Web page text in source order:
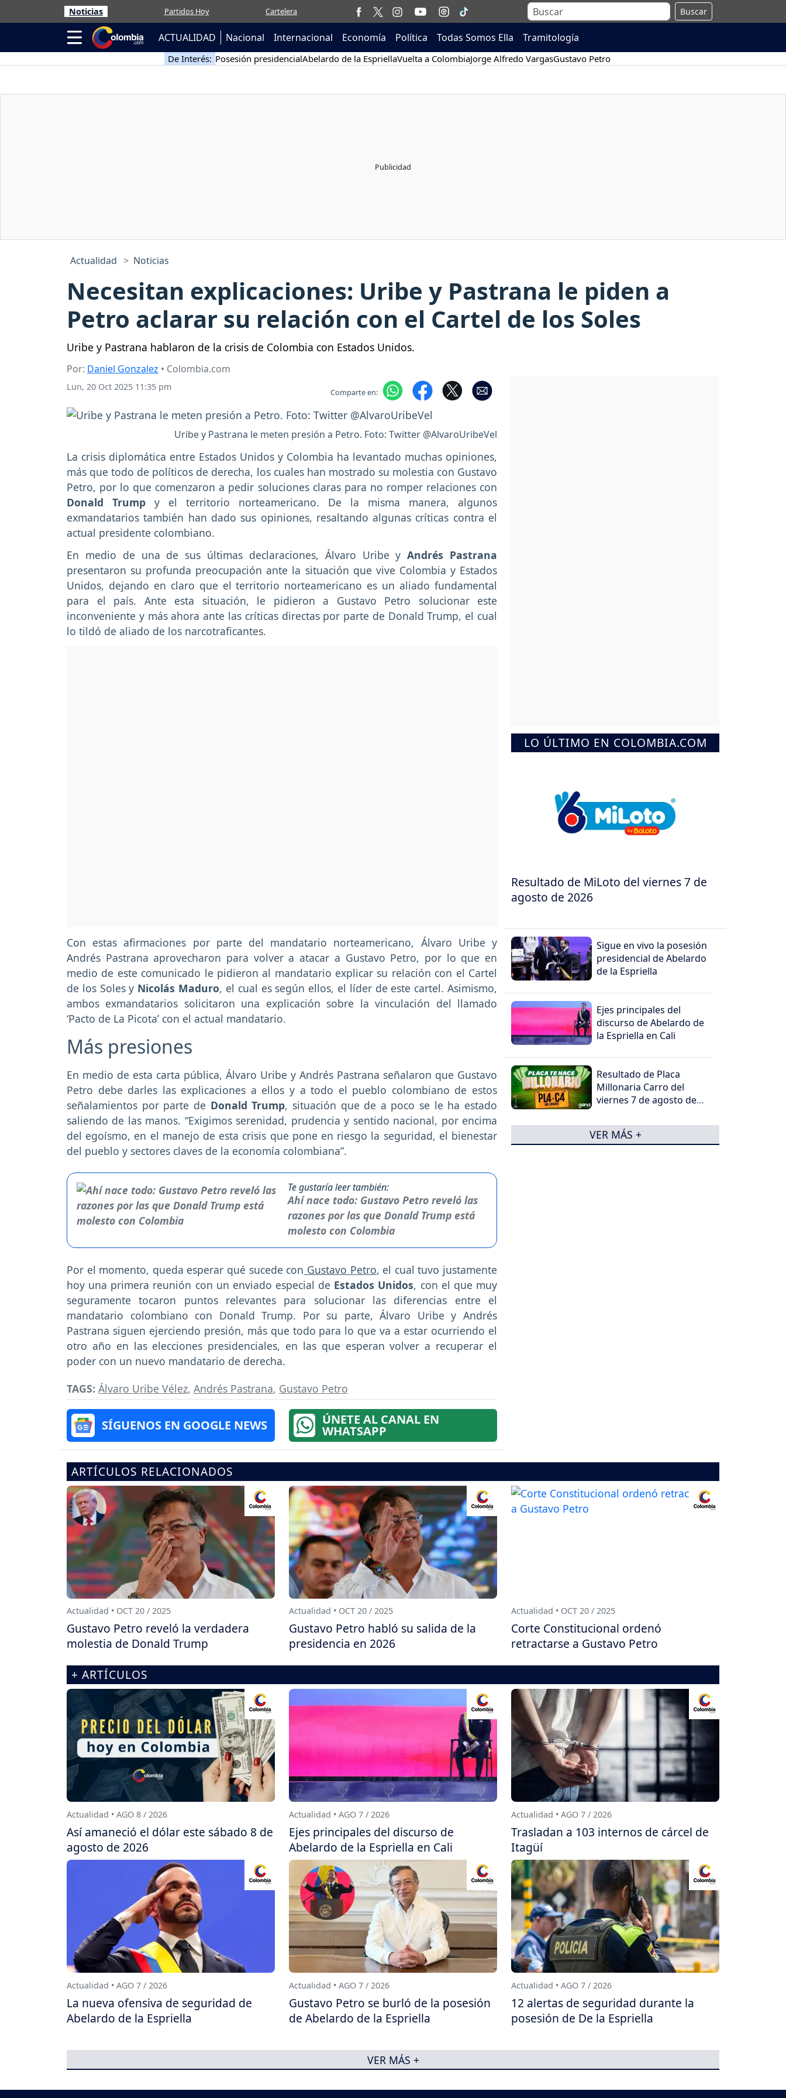
Noticias Partidos Hoy Cartelera Buscar
ACTUALIDAD Nacional Internacional Economía Política Todas Somos Ella Tramitología
De Interés: Posesión presidencialAbelardo de la EspriellaVuelta a ColombiaJorge Alfredo VargasGustavo Petro
Actualidad Noticias
Necesitan explicaciones: Uribe y Pastrana le piden a
Petro aclarar su relación con el Cartel de los Soles
Uribe y Pastrana hablaron de la crisis de Colombia con Estados Unidos.
Por: Daniel Gonzalez • Colombia.com
Lun, 20 Oct 2025 11:35 pm Comparte en:
Uribe y Pastrana le meten presión a Petro. Foto: Twitter @AlvaroUribeVel
La crisis diplomática entre Estados Unidos y Colombia ha levantado muchas opiniones,
más que todo de políticos de derecha, los cuales han mostrado su molestia con Gustavo
Petro, por lo que comenzaron a pedir soluciones claras para no romper relaciones con
Donald Trump y el territorio norteamericano. De la misma manera, algunos
exmandatarios también han dado sus opiniones, resaltando algunas críticas contra el
actual presidente colombiano.
En medio de una de sus últimas declaraciones, Álvaro Uribe yAndrés Pastrana
presentaron su profunda preocupación ante la situación que vive Colombia y Estados
Unidos, dejando en claro que el territorio norteamericano es un aliado fundamental
para el país. Ante esta situación, le pidieron a Gustavo Petro solucionar este
inconveniente y más ahora ante las críticas directas por parte de Donald Trump, el cual
lo tildó de aliado de los narcotraficantes.
Con estas afirmaciones por parte del mandatario norteamericano, Álvaro Uribe y
Andrés Pastrana aprovecharon para volver a atacar a Gustavo Petro, por lo que en
medio de este comunicado le pidieron al mandatario explicar su relación con el Cartel
de los Soles y Nicolás Maduro, el cual es según ellos, el líder de este cartel. Asimismo,
ambos exmandatarios solicitaron una explicación sobre la vinculación del llamado
‘Pacto de La Picota’ con el actual mandatario.
Más presiones
En medio de esta carta pública, Álvaro Uribe y Andrés Pastrana señalaron que Gustavo
Petro debe darles las explicaciones a ellos y a todo el pueblo colombiano de estos
señalamientos por parte de Donald Trump, situación que de a poco se le ha estado
saliendo de las manos. “Exigimos serenidad, prudencia y sentido nacional, por encima
del egoísmo, en el manejo de esta crisis que pone en riesgo la seguridad, el bienestar
del pueblo y sectores claves de la economía colombiana”.
Te gustaría leer también:
Ahí nace todo: Gustavo Petro reveló las
razones por las que Donald Trump está
molesto con Colombia
Por el momento, queda esperar qué sucede con Gustavo Petro, el cual tuvo justamente
hoy una primera reunión con un enviado especial de Estados Unidos, con el que muy
seguramente tocaron puntos relevantes para solucionar las diferencias entre el
mandatario colombiano con Donald Trump. Por su parte, Álvaro Uribe y Andrés
Pastrana siguen ejerciendo presión, más que todo para lo que va a estar ocurriendo el
otro año en las elecciones presidenciales, en las que esperan volver a recuperar el
poder con un nuevo mandatario de derecha.
TAGS: Álvaro Uribe Vélez, Andrés Pastrana, Gustavo Petro
SÍGUENOS EN GOOGLE NEWS ÚNETE AL CANAL EN
WHATSAPP
LO ÚLTIMO EN COLOMBIA.COM
Resultado de MiLoto del viernes 7 de
agosto de 2026
Sigue en vivo la posesión
presidencial de Abelardo
de la Espriella
Ejes principales del
discurso de Abelardo de
la Espriella en Cali
Resultado de Placa
Millonaria Carro del
viernes 7 de agosto de
VER MÁS +
ARTÍCULOS RELACIONADOS
Actualidad • OCT 20 / 2025
Gustavo Petro reveló la verdadera
molestia de Donald Trump
Actualidad • OCT 20 / 2025
Gustavo Petro habló su salida de la
presidencia en 2026
Actualidad • OCT 20 / 2025
Corte Constitucional ordenó
retractarse a Gustavo Petro
+ ARTÍCULOS
Actualidad • AGO 8 / 2026
Así amaneció el dólar este sábado 8 de
agosto de 2026
Actualidad • AGO 7 / 2026
Ejes principales del discurso de
Abelardo de la Espriella en Cali
Actualidad • AGO 7 / 2026
Trasladan a 103 internos de cárcel de
Itagüí
Actualidad • AGO 7 / 2026
La nueva ofensiva de seguridad de
Abelardo de la Espriella
Actualidad • AGO 7 / 2026
Gustavo Petro se burló de la posesión
de Abelardo de la Espriella
Actualidad • AGO 7 / 2026
12 alertas de seguridad durante la
posesión de De la Espriella
VER MÁS +